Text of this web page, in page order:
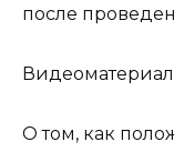
после
Видеоматериал
О том, как